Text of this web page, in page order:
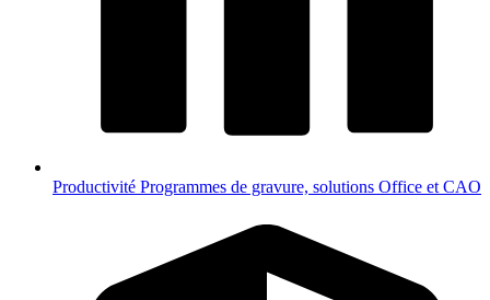
Productivité Programmes de gravure, solutions Office et CAO